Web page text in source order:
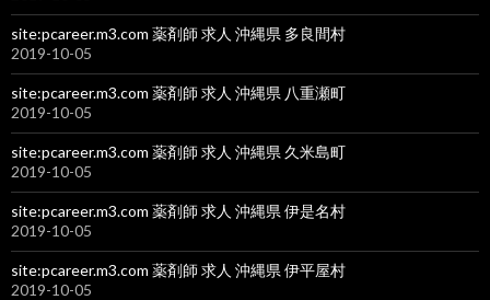
site:pcareer.m3.com 薬剤師 求人 沖縄県 多良間村
2019-10-05
site:pcareer.m3.com 薬剤師 求人 沖縄県 八重瀬町
2019-10-05
site:pcareer.m3.com 薬剤師 求人 沖縄県 久米島町
2019-10-05
site:pcareer.m3.com 薬剤師 求人 沖縄県 伊是名村
2019-10-05
site:pcareer.m3.com 薬剤師 求人 沖縄県 伊平屋村
2019-10-05